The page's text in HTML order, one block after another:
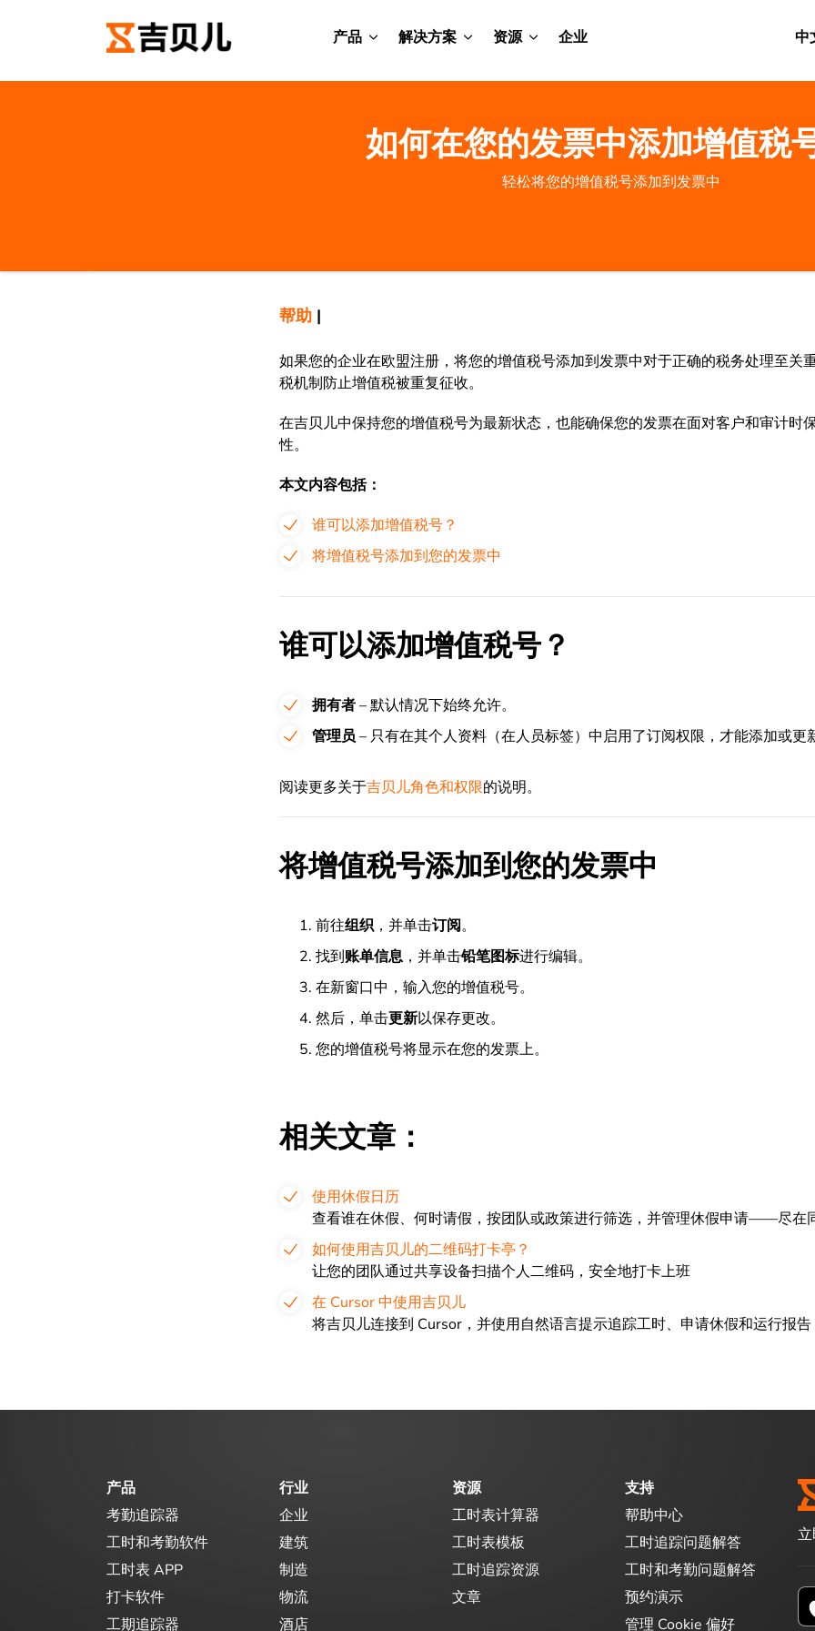
产品 解决方案 资源 企业 中
如何在您的发票中添加增值税
轻松将您的增值税号添加到发票中
帮助 |
如果您的企业在欧盟注册，将您的增值税号添加到发票中对于正确的税务处理至关
税机制防止增值税被重复征收。
在吉贝儿中保持您的增值税号为最新状态，也能确保您的发票在面对客户和审计时
性。
本文内容包括：
谁可以添加增值税号？
将增值税号添加到您的发票中
谁可以添加增值税号？
拥有者– 默认情况下始终允许。
管理员– 只有在其个人资料（在人员标签）中启用了订阅权限，才能添加或更
阅读更多关于吉贝儿角色和权限的说明。
将增值税号添加到您的发票中
前往组织，并单击订阅。
找到账单信息，并单击铅笔图标进行编辑。
在新窗口中，输入您的增值税号。
然后，单击更新以保存更改。
您的增值税号将显示在您的发票上。
相关文章：
使用休假日历
查看谁在休假、何时请假，按团队或政策进行筛选，并管理休假申请——尽在
如何使用吉贝儿的二维码打卡亭？
让您的团队通过共享设备扫描个人二维码，安全地打卡上班
在 Cursor 中使用吉贝儿
将吉贝儿连接到 Cursor，并使用自然语言提示追踪工时、申请休假和运行报告
产品
考勤追踪器
工时和考勤软件
工时表 APP
打卡软件
工期追踪器
行业
企业
建筑
制造
物流
酒店
资源
工时表计算器
工时表模板
工时追踪资源
文章
支持
帮助中心
工时追踪问题解答
工时和考勤问题解答
预约演示
管理 Cookie 偏好